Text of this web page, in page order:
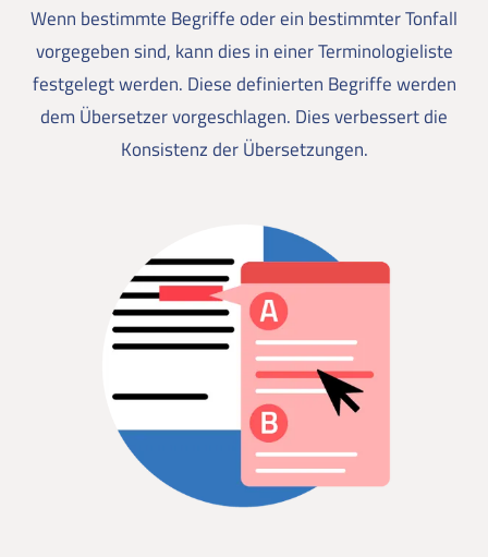
Wenn bestimmte Begriffe oder ein bestimmter Tonfall
vorgegeben sind, kann dies in einer Terminologieliste
festgelegt werden. Diese definierten Begriffe werden
dem Übersetzer vorgeschlagen. Dies verbessert die
Konsistenz der Übersetzungen.